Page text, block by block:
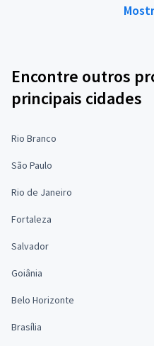
Encontre outros
principais cidades
Rio Branco
São Paulo
Rio de Janeiro
Fortaleza
Salvador
Goiânia
Belo Horizonte
Brasília